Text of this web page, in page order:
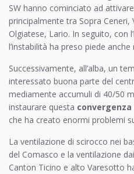
SW hanno cominciato ad
principalmente tra Sopra
Olgiatese, Lario. In seguito, con
l’instabilità ha preso piede
Successivamente, all’alba, un
interessato buona parte del
mediamente accumuli di 40/50
instaurare questa convergenza
che ha creato enormi problemi
La ventilazione di scirocco nei
del Comasco e la ventilazione
Canton Ticino e alto Varesotto